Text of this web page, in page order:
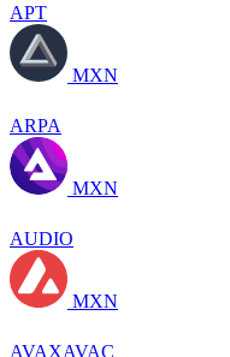
APT
MXN
ARPA
MXN
AUDIO
MXN
AVAXAVAC